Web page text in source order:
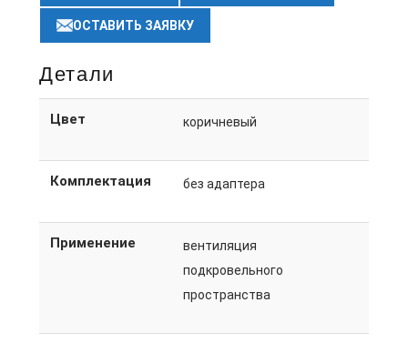
ОСТАВИТЬ ЗАЯВКУ
Детали
Цвет коричневый
Комплектация без адаптера
Применение
вентиляция
подкровельного
пространства